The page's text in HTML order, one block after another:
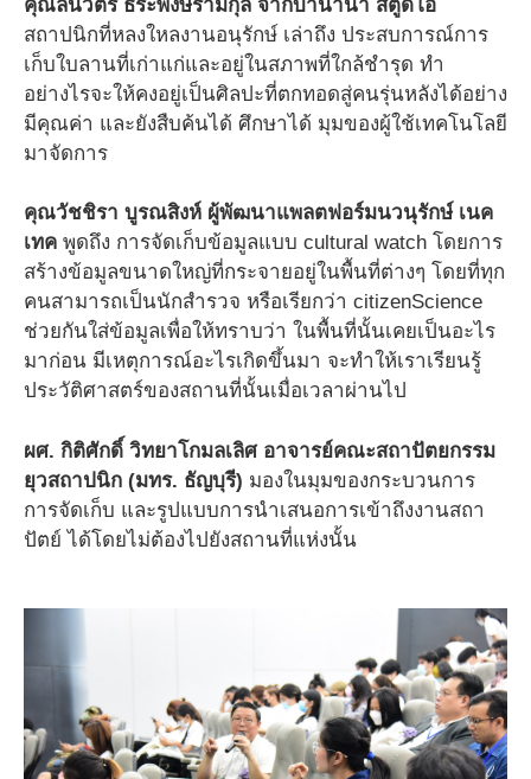
คุณลีนวัตร ธีระพงษ์รามกุล จากบานาน่า สตูดิโอ
สถาปนิกที่หลงใหลงานอนุรักษ์ เล่าถึง ประสบการณ์การ
เก็บใบลานที่เก่าแก่และอยู่ในสภาพที่ใกล้ชำรุด ทำ
อย่างไรจะให้คงอยู่เป็นศิลปะที่ตกทอดสู่คนรุ่นหลังได้อย่าง
มีคุณค่า และยังสืบค้นได้ ศึกษาได้ มุมของผู้ใช้เทคโนโลยี
มาจัดการ
คุณวัชชิรา บูรณสิงห์ ผู้พัฒนาแพลตฟอร์มนวนุรักษ์ เนค
เทค พูดถึง การจัดเก็บข้อมูลแบบ cultural watch โดยการ
สร้างข้อมูลขนาดใหญ่ที่กระจายอยู่ในพื้นที่ต่างๆ โดยที่ทุก
คนสามารถเป็นนักสำรวจ หรือเรียกว่า citizenScience
ช่วยกันใส่ข้อมูลเพื่อให้ทราบว่า ในพื้นที่นั้นเคยเป็นอะไร
มาก่อน มีเหตุการณ์อะไรเกิดขึ้นมา จะทำให้เราเรียนรู้
ประวัติศาสตร์ของสถานที่นั้นเมื่อเวลาผ่านไป
ผศ. กิติศักดิ์ วิทยาโกมลเลิศ อาจารย์คณะสถาปัตยกรรม
ยุวสถาปนิก (มทร. ธัญบุรี) มองในมุมของกระบวนการ
การจัดเก็บ และรูปแบบการนำเสนอการเข้าถึงงานสถา
ปัตย์ ได้โดยไม่ต้องไปยังสถานที่แห่งนั้น